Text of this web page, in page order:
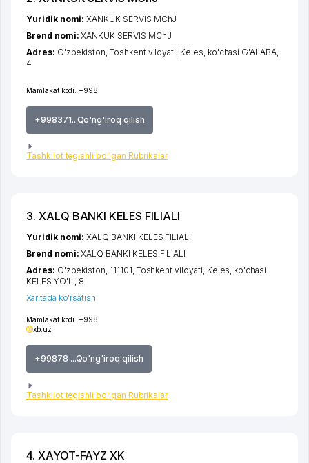
Mamlakat kodi: +998
+998371...Qo'ng'iroq qilish
Tashkilot tegishli bo'lgan Rubrikalar
Yuridik nomi:XANKUK SERVIS MChJ
Brend nomi:XANKUK SERVIS MChJ
Adres: O'zbekiston,Toshkent viloyati, Keles, ko'chasi G'ALABA,
4
3. XALQ BANKI KELES FILIALI
Mamlakat kodi: +998
xb.uz
+99878 ...Qo'ng'iroq qilish
Tashkilot tegishli bo'lgan Rubrikalar
Yuridik nomi:XALQ BANKI KELES FILIALI
Brend nomi:XALQ BANKI KELES FILIALI
Adres: O'zbekiston, 111101, Toshkent viloyati, Keles, ko'chasi
KELES YO'LI, 8
Xaritada ko'rsatish
4. XAYOT-FAYZ XK